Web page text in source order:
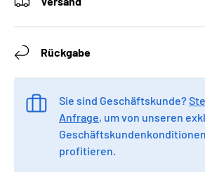
Rückgabe
Sie sind Geschäftskunde?
Anfrage, um von unseren
profitieren.